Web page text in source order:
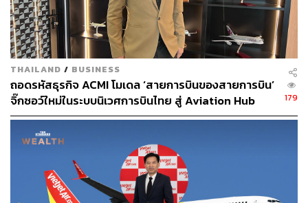
58
ABOUT THE AUTHOR
พลอยจันทร์ สุขคง
Senior Content Creator ประจำกองไลฟ์สไตล์
สำนักข่าว THE STANDARD
THAILAND / BUSINESS
ถอดรหัสธุรกิจ ACMI โมเดล ‘สายการบินของสายการบิน’
จิ๊กซอว์ใหม่ในระบบนิเวศการบินไทย สู่ Aviation Hub
ของภูมิภาค
179